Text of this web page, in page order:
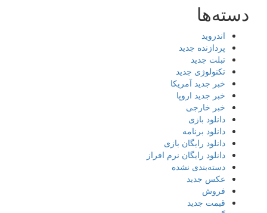
دسته‌ها
اندروید
پردازنده جدید
تبلت جدید
تکنولوژی جدید
خبر جدید آمریکا
خبر جدید اروپا
خبر خارجی
دانلود بازی
دانلود برنامه
دانلود رایگان بازی
دانلود رایگان نرم افراز
دسته‌بندی نشده
عکس جدید
فروش
قیمت جدید